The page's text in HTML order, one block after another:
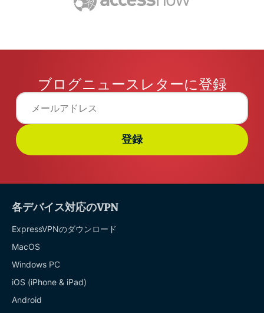
ブログニュースレターに登録
登録
各デバイス対応のVPN
ExpressVPNのダウンロード
MacOS
Windows PC
iOS (iPhone & iPad)
Android